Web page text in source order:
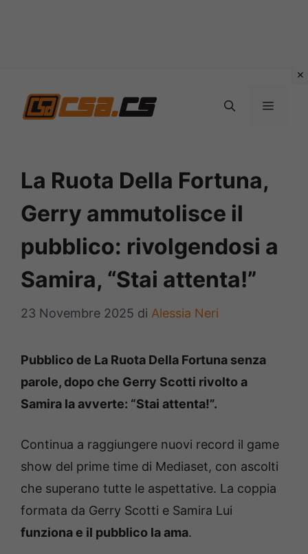
contenuto
MENU
La Ruota Della Fortuna,
Gerry ammutolisce il
pubblico: rivolgendosi a
Samira, “Stai attenta!”
23 Novembre 2025 di Alessia Neri
Pubblico de La Ruota Della Fortuna senza
parole, dopo che Gerry Scotti rivolto a
Samira la avverte: “Stai attenta!”.
Continua a raggiungere nuovi record il game
show del prime time di Mediaset, con ascolti
che superano tutte le aspettative. La coppia
formata da Gerry Scotti e Samira Lui
funziona e il pubblico la ama.